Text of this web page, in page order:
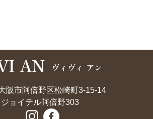
阪市阿倍野区松崎町3-15-14
ジョイテル阿倍野303